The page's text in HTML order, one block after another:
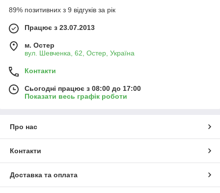
89% позитивних з 9 відгуків за рік
Працює з 23.07.2013
м. Остер
вул. Шевченка, 62, Остер, Україна
Контакти
Сьогодні працює з 08:00 до 17:00
Показати весь графік роботи
Про нас
Контакти
Доставка та оплата